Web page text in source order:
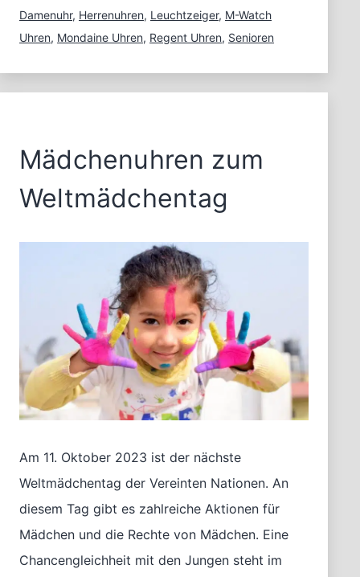
Damenuhr, Herrenuhren, Leuchtzeiger, M-Watch
Uhren, Mondaine Uhren, Regent Uhren, Senioren
Mädchenuhren zum
Weltmädchentag
Am 11. Oktober 2023 ist der nächste
Weltmädchentag der Vereinten Nationen. An
diesem Tag gibt es zahlreiche Aktionen für
Mädchen und die Rechte von Mädchen. Eine
Chancengleichheit mit den Jungen steht im